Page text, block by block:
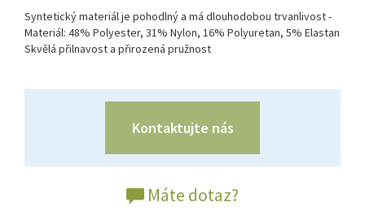
Syntetický materiál je pohodlný a má dlouhodobou trvanlivost -
Materiál: 48% Polyester, 31% Nylon, 16% Polyuretan, 5% Elastan
Skvělá přilnavost a přirozená pružnost
Kontaktujte nás
Máte dotaz?